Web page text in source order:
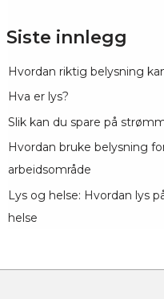
Siste innlegg
Hvordan riktig belysning
Hva er lys?
Slik kan du spare på
Hvordan bruke belysning
arbeidsområde
Lys og helse: Hvordan lys
helse